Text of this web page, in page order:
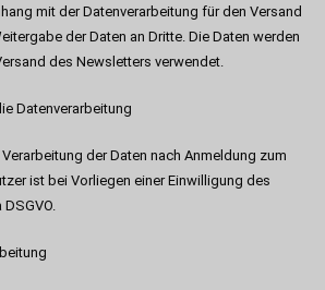
mit der Datenverarbeitung für den Versand
der Daten an Dritte. Die Daten werden
des Newsletters verwendet.
Datenverarbeitung
der Daten nach Anmeldung zum
ist bei Vorliegen einer Einwilligung des